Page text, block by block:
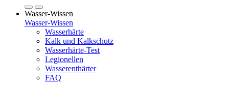
Wasser-Wissen
Wasser-Wissen
Wasserhärte
Kalk und Kalkschutz
Wasserhärte-Test
Legionellen
Wasserenthärter
FAQ